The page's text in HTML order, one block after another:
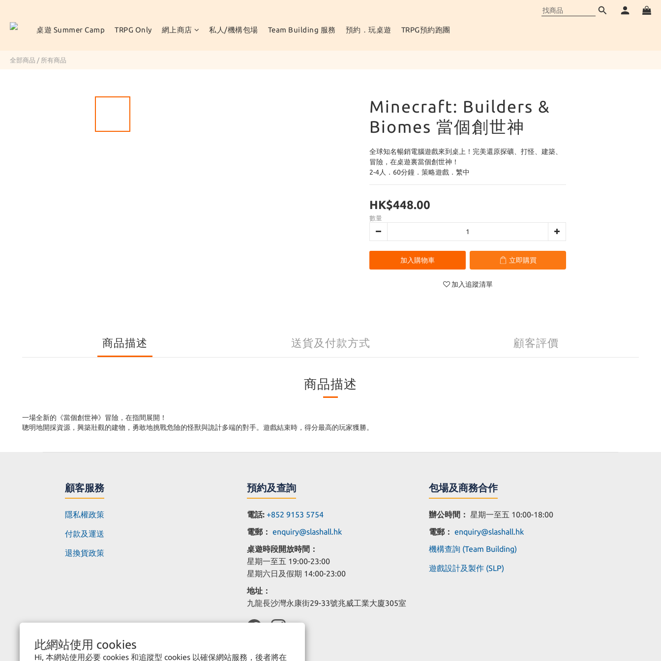
此網站使用 cookies
Hi, 本網站使用必要 cookies 和追蹤型 cookies 以確保網站服務，後者將在
桌遊 Summer Camp TRPG Only 網上商店 私人/機構包場 Team Building 服務 預約．玩桌遊 TRPG預約跑團
全部商品 / 所有商品
Minecraft: Builders &
Biomes 當個創世神
全球知名暢銷電腦遊戲來到桌上！完美還原探礦、打怪、建築、
冒險，在桌遊裏當個創世神！
2-4人．60分鐘．策略遊戲．繁中
HK$448.00
數量
加入購物車 立即購買
加入追蹤清單
商品描述 送貨及付款方式 顧客評價
商品描述
一場全新的《當個創世神》冒險，在指間展開！
聰明地開採資源，興築壯觀的建物，勇敢地挑戰危險的怪獸與詭計多端的對手。遊戲結束時，得分最高的玩家獲勝。
立即購買
顧客服務
隱私權政策
付款及運送
退換貨政策
預約及查詢
電話: +852 9153 5754
電郵： enquiry@slashall.hk
桌遊時段開放時間：
星期一至五 19:00-23:00
星期六日及假期 14:00-23:00
地址：
九龍長沙灣永康街29-33號兆威工業大廈305室
包場及商務合作
辦公時間： 星期一至五 10:00-18:00
電郵： enquiry@slashall.hk
機構查詢 (Team Building)
遊戲設計及製作 (SLP)